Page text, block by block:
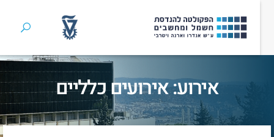
חיפוש
אירוע: אירועים כלליים